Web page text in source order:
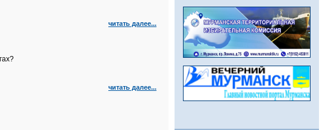
читать далее...
читать далее...